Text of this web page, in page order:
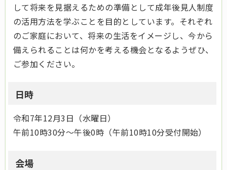
して将来を見据えるための準備として成年後見人制度
の活用方法を学ぶことを目的としています。それぞれ
のご家庭において、将来の生活をイメージし、今から
備えられることは何かを考える機会となるようぜひ、
ご参加ください。
日時
令和7年12月3日（水曜日）
午前10時30分～午後0時（午前10時10分受付開始）
会場